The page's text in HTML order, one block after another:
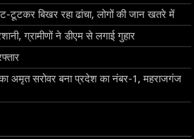
टूटकर बिखर रहा ढांचा, लोगों की जान खतरे में
ग्रामीणों ने डीएम से लगाई गुहार
अमृत सरोवर बना प्रदेश का नंबर-1, महराजगंज